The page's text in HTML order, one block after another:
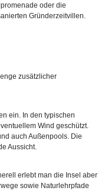
oder die
Gründerzeitvillen.
zusätzlicher
ein. In den typischen
Wind geschützt.
auch Außenpools. Die
Aussicht.
erlebt man die Insel aber
sowie Naturlehrpfade